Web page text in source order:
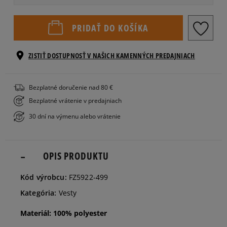
S
L
PRIDAŤ DO KOŠÍKA
ZISTIŤ DOSTUPNOSŤ V NAŠICH KAMENNÝCH PREDAJNIACH
Bezplatné doručenie nad 80 €
Bezplatné vrátenie v predajniach
30 dní na výmenu alebo vrátenie
OPIS PRODUKTU
Kód výrobcu: FZ5922-499
Kategória: Vesty
Materiál: 100% polyester